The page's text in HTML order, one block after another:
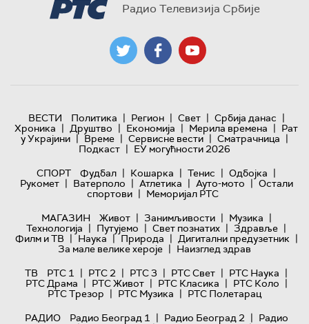
Радио Телевизија Србије
ВЕСТИ Политика | Регион | Свет | Србија данас |
Хроника | Друштво | Економија | Мерила времена | Рат
у Украјини | Време | Сервисне вести | Сматрачница |
Подкаст | ЕУ могућности 2026
СПОРТ
Фудбал | Кошарка | Тенис | Одбојка |
Рукомет | Ватерполо | Атлетика | Ауто-мото | Остали
спортови | Меморијал РТС
МАГАЗИН
Живот | Занимљивости | Музика |
Технологијa | Путујемо | Свет познатих | Здравље |
Филм и ТВ | Наука | Природа | Дигитални предузетник |
За мале велике хероје | Наизглед здрав
ТВ
РТС 1 | РТС 2 | РТС 3 | РТС Свет | РТС Наука |
РТС Драма | РТС Живот | РТС Класика | РТС Коло |
РТС Трезор | РТС Музика | РТС Полетарац
РАДИО
Радио Београд 1 | Радио Београд 2 | Радио